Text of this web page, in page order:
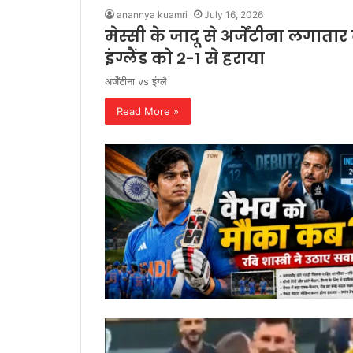
anannya kuamri July 16, 2026
मेस्सी के जादू से अर्जेंटीना
इंग्लैंड को 2-1 से हराया
अर्जेंटीना vs इंग्लै
Read More »